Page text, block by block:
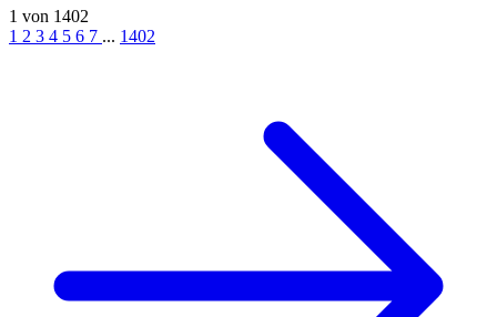
1 von 1402
1 2 3 4 5 6 7 ... 1402